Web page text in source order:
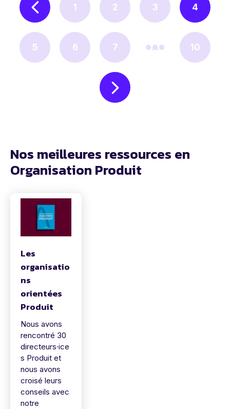
1 2 3 4
5 6 7 ... 10
Nos meilleures ressources en
Organisation Produit
Les
organisatio
ns
orientées
Produit
Nous avons
rencontré 30
directeurs·ice
s Produit et
nous avons
croisé leurs
conseils avec
notre